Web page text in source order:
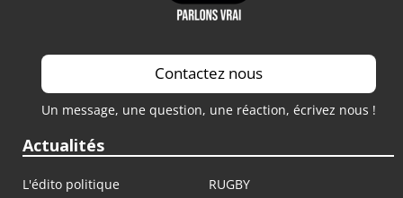
Contactez nous
Un message, une question, une réaction, écrivez nous !
Actualités
L'édito politique
RUGBY